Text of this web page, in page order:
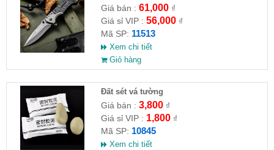
Giá bán : 61,000₫
Giá sỉ VIP : 56,000₫
Mã SP: 11513
Xem chi tiết
Giỏ hàng
Đất sét vá tường
Giá bán : 3,800₫
Giá sỉ VIP : 1,800₫
Mã SP: 10845
Xem chi tiết